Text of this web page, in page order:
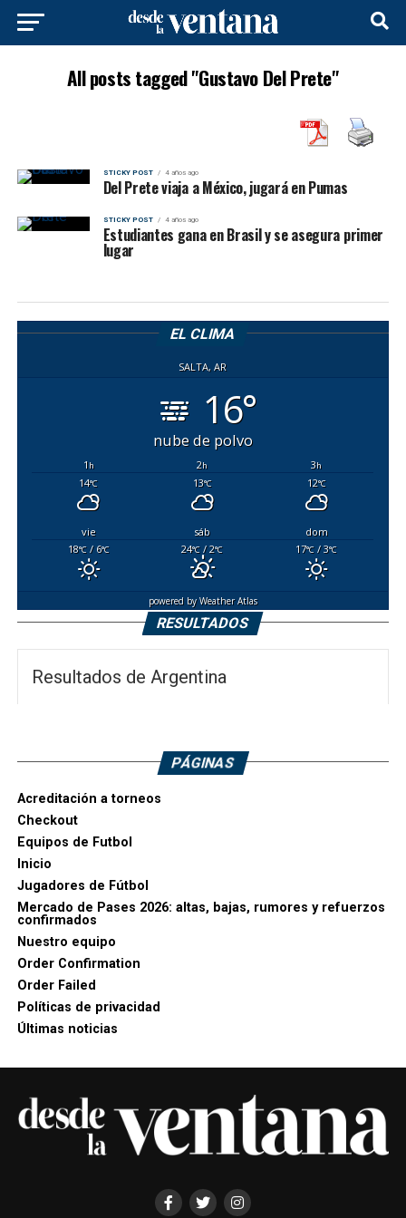
All posts tagged "Gustavo Del Prete"
STICKY POST 4 años ago
Del Prete viaja a México, jugará en Pumas
STICKY POST 4 años ago
Estudiantes gana en Brasil y se asegura primer
lugar
EL CLIMA
SALTA, AR
16°
nube de polvo
1h 2h 3h
14°C 13°C 12°C
vie sáb
dom
18°C/ 6°C 24°C / 2°C 17°C / 3°C
powered byWeather Atlas
RESULTADOS
Resultados de Argentina
PÁGINAS
Acreditación a torneos
Checkout
Equipos de Futbol
Inicio
Jugadores de Fútbol
Mercado de Pases 2026: altas, bajas, rumores y refuerzos
confirmados
Nuestro equipo
Order Confirmation
Order Failed
Políticas de privacidad
Últimas noticias